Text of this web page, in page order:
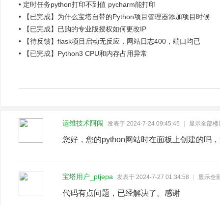
• 定时任务python打印不到值 pycharm能打印
•
【已完成】为什么宝塔自带的Python项目管理器添加项目时候
•
【已完成】已购的专业版授权如何更改IP
•
【待反馈】flask项目启动无反应，网站日志400，端口均已
•
【已完成】Python3 CPU和内存占用异常
运维技术阿闯 发表于 2024-7-24 09:45:45 显示全部楼
您好，您的python网站时在面板上创建的吗
宝塔用户_ptjepa 发表于 2024-7-27 01:34:58 显示全
代码有点问题，已经解决了。感谢